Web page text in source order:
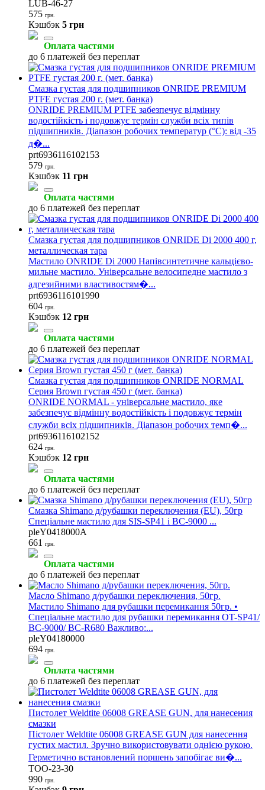
LUB-46-27
575 грн.
Кэшбэк 5 грн
Оплата частями
до 6 платежей без переплат
Смазка густая для подшипников ONRIDE PREMIUM
PTFE густая 200 г. (мет. банка)
ONRIDE PREMIUM PTFE забезпечує відмінну
водостійкість і подовжує термін служби всіх типів
підшипників. Діапазон робочих температур (°С): від -35
д�...
prt6936116102153
579 грн.
Кэшбэк 11 грн
Оплата частями
до 6 платежей без переплат
Смазка густая для подшипников ONRIDE Di 2000 400 г,
металлическая тара
Мастило ONRIDE Di 2000 Напівсинтетичне кальцієво-
мильне мастило. Універсальне велосипедне мастило з
адгезийними властивостям�...
prt6936116101990
604 грн.
Кэшбэк 12 грн
Оплата частями
до 6 платежей без переплат
Смазка густая для подшипников ONRIDE NORMAL
Серия Brown густая 450 г (мет. банка)
ONRIDE NORMAL - універсальне мастило, яке
забезпечує відмінну водостійкість і подовжує термін
служби всіх підшипників. Діапазон робочих темп�...
prt6936116102152
624 грн.
Кэшбэк 12 грн
Оплата частями
до 6 платежей без переплат
Смазка Shimano д/рубашки переключения (EU), 50гр
Спеціальне мастило для SIS-SP41 і BC-9000 ...
pleY0418000A
661
грн.
Оплата частями
до 6 платежей без переплат
Масло Shimano д/рубашки переключения, 50гр.
Мастило Shimano для рубашки перемикання 50гр. •
Спеціальне мастило для рубашки перемикання OT-SP41/
BC-9000/ BC-R680 Важливо:...
pleY04180000
694 грн.
Оплата частями
до 6 платежей без переплат
Пистолет Weldtite 06008 GREASE GUN, для нанесения
смазки
Пістолет Weldtite 06008 GREASE GUN для нанесення
густих мастил. Зручно використовувати однією рукою.
Герметично встановлений поршень запобігає ви�...
TOO-23-30
990 грн.